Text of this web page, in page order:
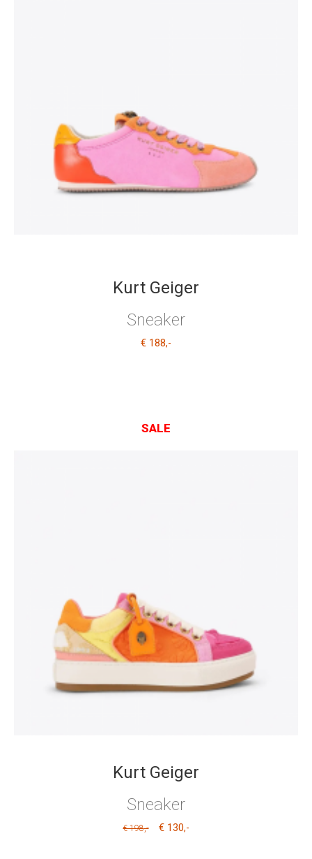
Kurt Geiger
Sneaker
€ 188,-
SALE
Kurt Geiger
Sneaker
€ 198,- € 130,-